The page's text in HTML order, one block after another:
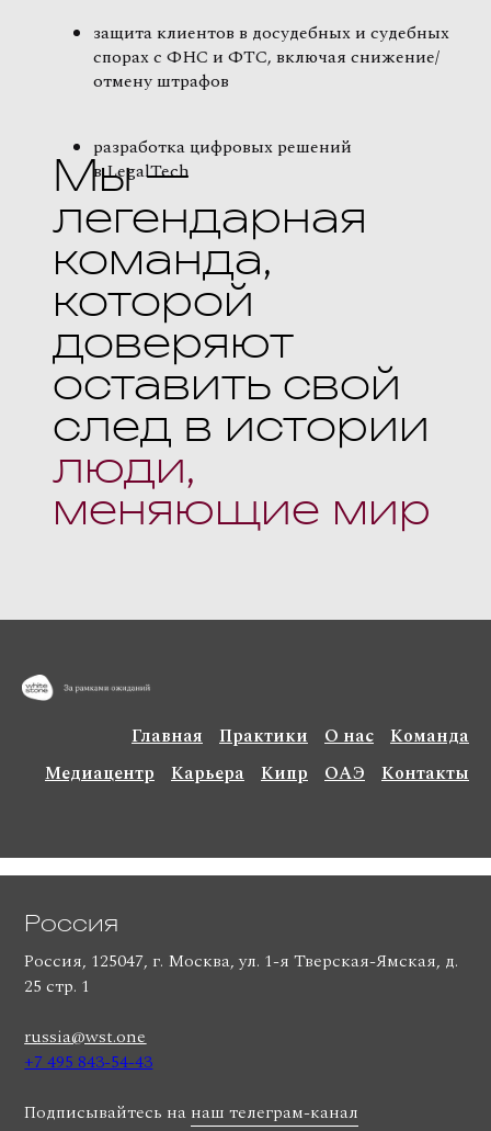
защита клиентов в досудебных и судебных
спорах с ФНС и ФТС, включая снижение/
отмену штрафов
разработка цифровых решений
в LegalTech
Мы —
легендарная
команда,
которой
доверяют
оставить свой
след в истории
люди,
меняющие мир
Главная Практики О нас
Команда
Медиацентр
Карьера Кипр ОАЭ Контакты
Россия
Россия, 125047, г. Москва, ул. 1-я Тверская-Ямская, д.
25 стр. 1
russia@wst.one
+7 495 843-54-43
Подписывайтесь на наш телеграм-канал